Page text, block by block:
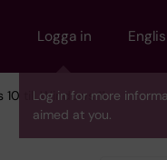
Logga in
Log in for more
aimed at you.
till Windows 11